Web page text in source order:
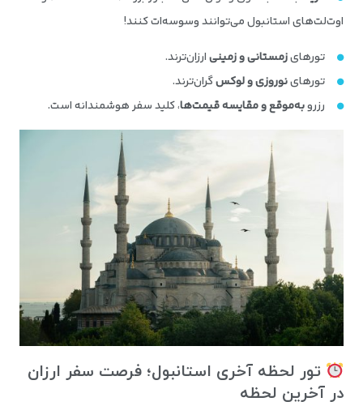
اوت‌لت‌های استانبول می‌توانند وسوسه‌ات کنند!
تورهایزمستانی و زمینیارزان‌ترند.
تورهاینوروزی و لوکسگران‌ترند.
رزروبه‌موقع و مقایسه قیمت‌ها، کلید سفر هوشمندانه است.
تور لحظه آخری استانبول؛ فرصت سفر ارزان
در آخرین لحظه